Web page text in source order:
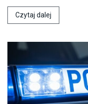
Czytaj dalej